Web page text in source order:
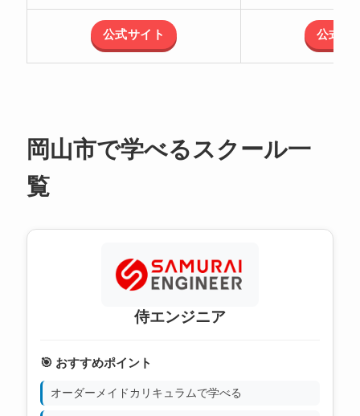
公式サイト 公式サ
岡山市で学べるスクール一
覧
侍エンジニア
🎯 おすすめポイント
オーダーメイドカリキュラムで学べる